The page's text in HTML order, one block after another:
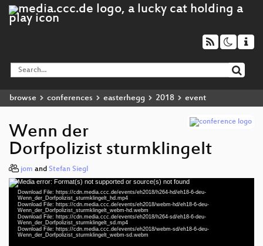
browse conferences easterhegg 2018 event
Wenn der
Dorfpolizist sturmklingelt
jom and Stefan Siegl
Video
Player
Media error: Format(s) not supported or source(s) not found
Download File: https://cdn.media.ccc.de/events/eh2018/h264-hd/eh18-6-deu-
Wenn_der_Dorfpolizist_sturmklingelt_hd.mp4
Download File: https://cdn.media.ccc.de/events/eh2018/webm-hd/eh18-6-deu-
Wenn_der_Dorfpolizist_sturmklingelt_webm-hd.webm
Download File: https://cdn.media.ccc.de/events/eh2018/h264-sd/eh18-6-deu-
Wenn_der_Dorfpolizist_sturmklingelt_sd.mp4
Download File: https://cdn.media.ccc.de/events/eh2018/webm-sd/eh18-6-deu-
Wenn_der_Dorfpolizist_sturmklingelt_webm-sd.webm